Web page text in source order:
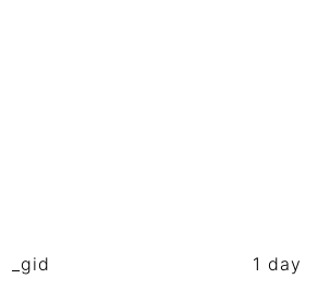
_gid 1 day